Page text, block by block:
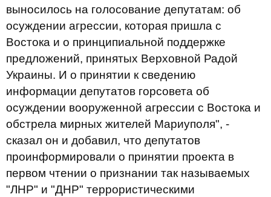
выносилось на голосование депутатам: об
осуждении агрессии, которая пришла с
Востока и о принципиальной поддержке
предложений, принятых Верховной Радой
Украины. И о принятии к сведению
информации депутатов горсовета об
осуждении вооруженной агрессии с Востока и
обстрела мирных жителей Мариуполя", -
сказал он и добавил, что депутатов
проинформировали о принятии проекта в
первом чтении о признании так называемых
"ЛНР" и "ДНР" террористическими